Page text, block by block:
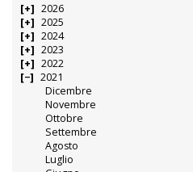
2026
2025
2024
2023
2022
2021
Dicembre
Novembre
Ottobre
Settembre
Agosto
Luglio